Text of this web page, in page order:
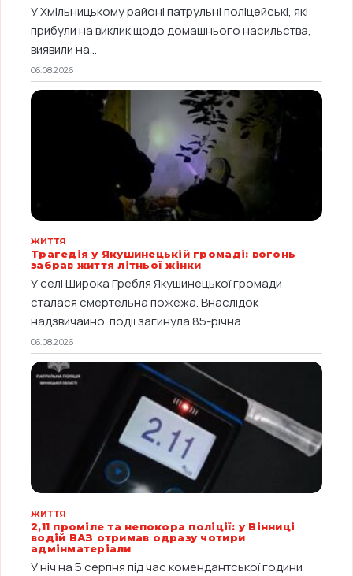
У Хмільницькому районі патрульні поліцейські, які
прибули на виклик щодо домашнього насильства,
виявили на...
06.08.2026
ЖИТТЯ
Трагедія у Якушинецькій громаді: вогонь
забрав життя літньої жінки
У селі Широка Гребля Якушинецької громади
сталася смертельна пожежа. Внаслідок
надзвичайної події загинула 85-річна...
06.08.2026
ЖИТТЯ
2,11 проміле та непокора поліції: у Вінниці
водій ВАЗ отримав одразу чотири
адмінматеріали
У ніч на 5 серпня під час комендантської години